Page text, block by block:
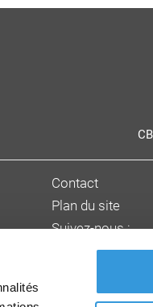
Contact
Plan du site
Suivez-nous :